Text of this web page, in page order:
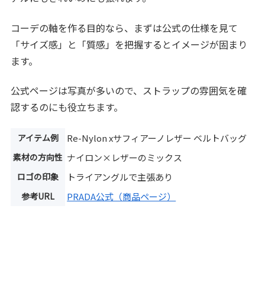
コーデの軸を作る目的なら、まずは公式の仕様を見て
「サイズ感」と「質感」を把握するとイメージが固まり
ます。
公式ページは写真が多いので、ストラップの雰囲気を確
認するのにも役立ちます。
アイテム例 Re-Nylon xサフィアーノレザー ベルトバッグ
素材の方向性 ナイロン×レザーのミックス
ロゴの印象 トライアングルで主張あり
参考URL PRADA公式（商品ページ）